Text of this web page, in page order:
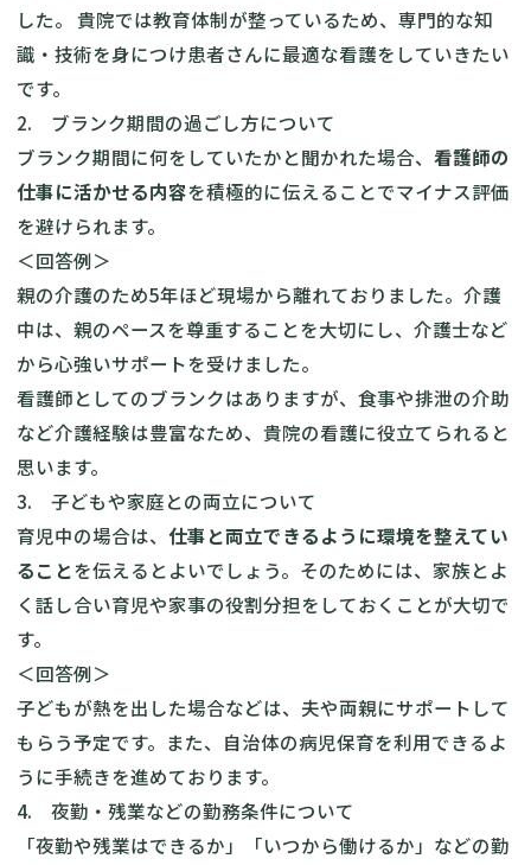
した。 貴院では教育体制が整っているため、専門的な知
識・技術を身につけ患者さんに最適な看護をしていきたい
です。
2. ブランク期間の過ごし方について
ブランク期間に何をしていたかと聞かれた場合、 看護師の
仕事に活かせる内容を積極的に伝えることでマイナス評価
を避けられます。
＜回答例＞
親の介護のため5年ほど現場から離れておりました。介護
中は、親のペースを尊重することを大切にし、介護士など
から心強いサポートを受けました。
看護師としてのブランクはありますが、食事や排泄の介助
など介護経験は豊富なため、貴院の看護に役立てられると
思います。
3. 子どもや家庭との両立について
育児中の場合は、 仕事と両立できるように環境を整えてい
ることを伝えるとよいでしょう。そのためには、家族とよ
く話し合い育児や家事の役割分担をしておくことが大切で
す。
＜回答例＞
子どもが熱を出した場合などは、夫や両親にサポートして
もらう予定です。また、自治体の病児保育を利用できるよ
うに手続きを進めております。
4. 夜勤・残業などの勤務条件について
「夜勤や残業はできるか」「いつから働けるか」などの勤